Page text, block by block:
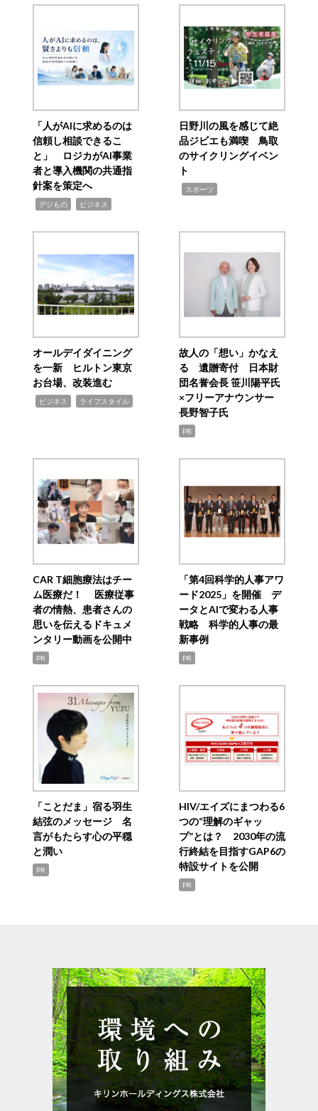
「人がAIに求めるのは
信頼し相談できるこ
と」 ロジカがAI事業
者と導入機関の共通指
針案を策定へ
デジもの ビジネス
日野川の風を感じて絶
品ジビエも満喫 鳥取
のサイクリングイベン
ト
スポーツ
オールデイダイニング
を一新 ヒルトン東京
お台場、改装進む
ビジネス ライフスタイル
故人の「想い」かなえ
る 遺贈寄付 日本財
団名誉会長 笹川陽平氏
×フリーアナウンサー
長野智子氏
PR
CAR T細胞療法はチー
ム医療だ！ 医療従事
者の情熱、患者さんの
思いを伝えるドキュメ
ンタリー動画を公開中
PR
「第4回科学的人事アワ
ード2025」を開催 デ
ータとAIで変わる人事
戦略 科学的人事の最
新事例
PR
「ことだま」宿る羽生
結弦のメッセージ 名
言がもたらす心の平穏
と潤い
PR
HIV/エイズにまつわる6
つの“理解のギャッ
プ”とは？ 2030年の流
行終結を目指すGAP6の
特設サイトを公開
PR